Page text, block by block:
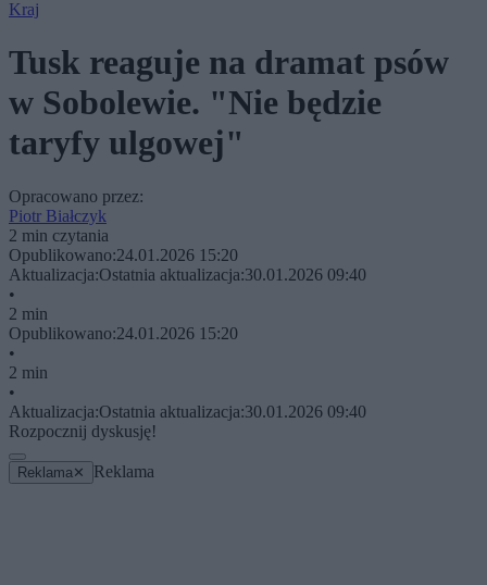
Kraj
Tusk reaguje na dramat psów
w Sobolewie. "Nie będzie
taryfy ulgowej"
Opracowano przez:
Piotr Białczyk
2 min czytania
Opublikowano:24.01.2026 15:20
Aktualizacja:Ostatnia aktualizacja:30.01.2026 09:40
•
2 min
Opublikowano:24.01.2026 15:20
•
2 min
•
Aktualizacja:Ostatnia aktualizacja:30.01.2026 09:40
Rozpocznij dyskusję!
Reklama ✕ Reklama